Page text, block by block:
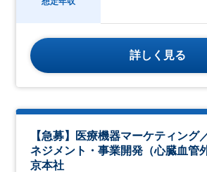
詳しく見る
【急募】医療機器マーケティング
ネジメント・事業開発（心臓血管
京本社